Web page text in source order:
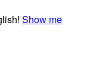
Show me